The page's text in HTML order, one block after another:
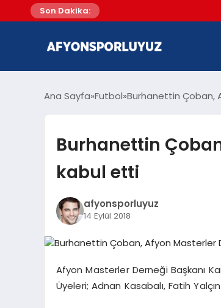
Son Dakika:
Ana Sayfa Futbol Burhanettin Çoban,
Burhanettin
kabul etti
afyonsporluyuz
14 Eylül 2018
Afyon Masterler Derneği Başkanı
Üyeleri; Adnan Kasabalı, Fatih